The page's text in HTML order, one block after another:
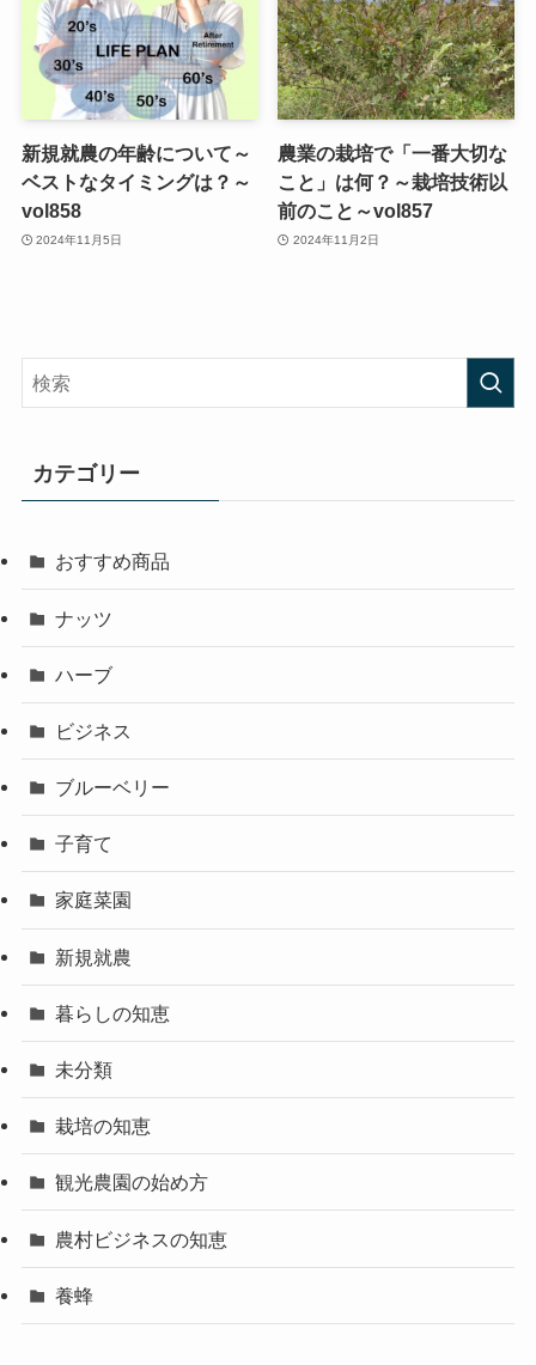
新規就農の年齢について～
ベストなタイミングは？～
vol858
2024年11月5日
農業の栽培で「一番大切な
こと」は何？～栽培技術以
前のこと～vol857
2024年11月2日
カテゴリー
おすすめ商品
ナッツ
ハーブ
ビジネス
ブルーベリー
子育て
家庭菜園
新規就農
暮らしの知恵
未分類
栽培の知恵
観光農園の始め方
農村ビジネスの知恵
養蜂